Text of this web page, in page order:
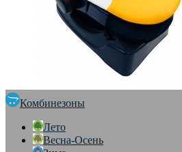
Комбинезоны
Лето
Весна-Осень